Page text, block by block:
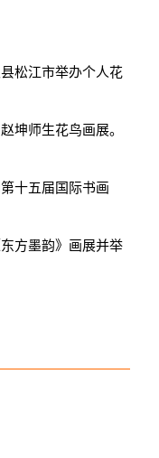
松江市举办个人花
师生花鸟画展。
十五届国际书画
方墨韵》画展并举